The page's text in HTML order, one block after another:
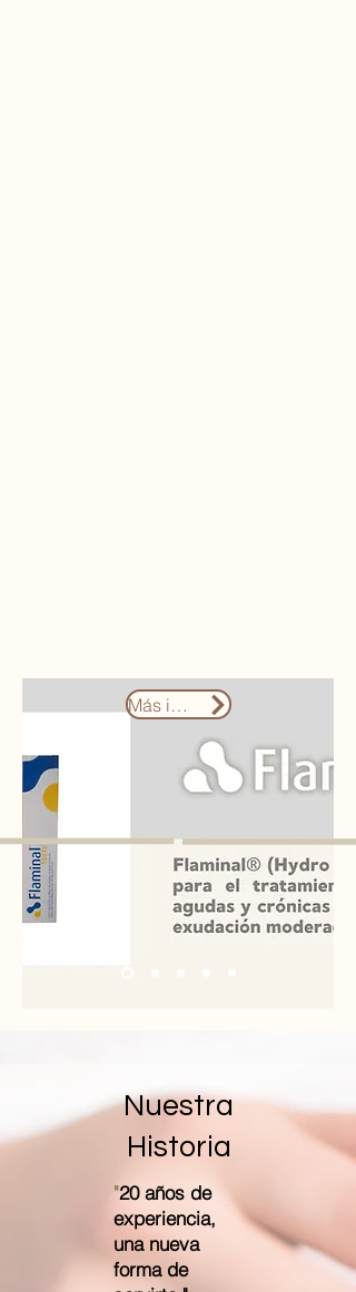
Más información
Nuestra
Historia
"20 años de
experiencia,
una nueva
forma de